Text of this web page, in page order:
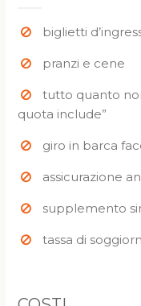
biglietti
pranzi e cene
tutto quanto
quota include”
giro in barca
assicurazione
supplemento
tassa di